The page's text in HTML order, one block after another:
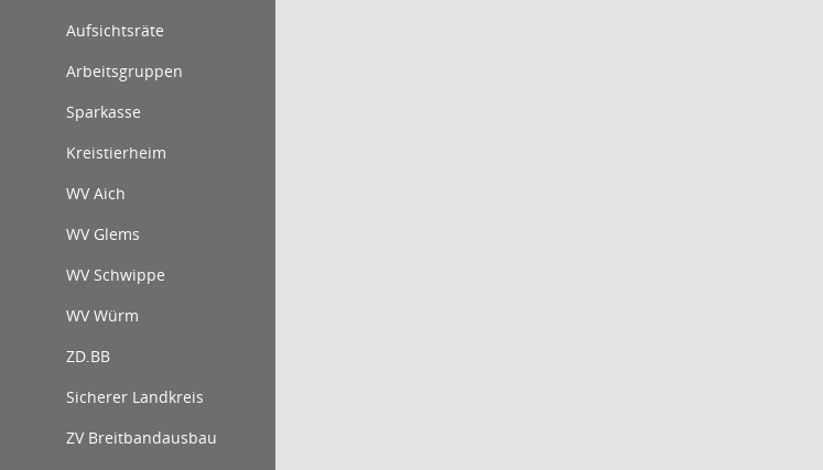
Aufsichtsräte
Arbeitsgruppen
Sparkasse
Kreistierheim
WV Aich
WV Glems
WV Schwippe
WV Würm
ZD.BB
Sicherer Landkreis
ZV Breitbandausbau